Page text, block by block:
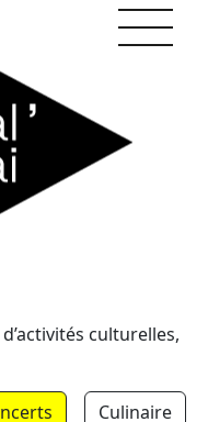
culturelles,
Culinaire